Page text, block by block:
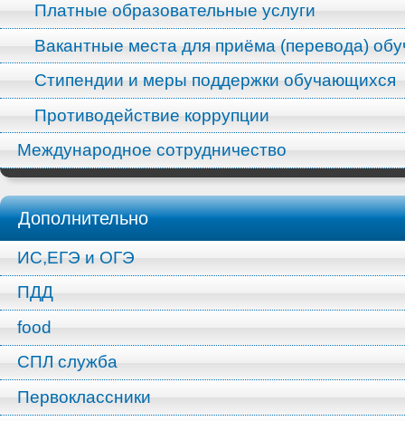
Платные образовательные услуги
Вакантные места для приёма (перевода)
Стипендии и меры поддержки обучающихся
Противодействие коррупции
Международное сотрудничество
Дополнительно
ИС,ЕГЭ и ОГЭ
ПДД
food
СПЛ служба
Первоклассники